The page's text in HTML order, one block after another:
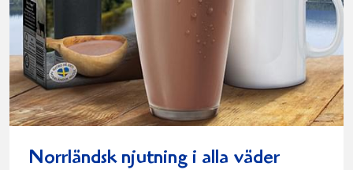
Norrländsk njutning i alla väder